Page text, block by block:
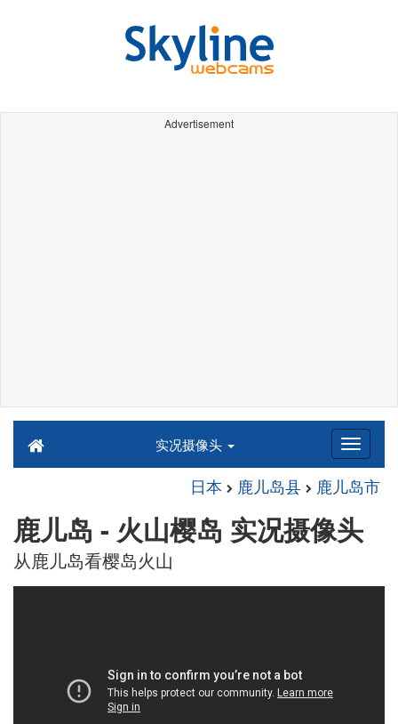
Advertisement
实况摄像头
日本 鹿儿岛县 鹿儿岛市
鹿儿岛 - 火山樱岛 实况摄像头
从鹿儿岛看樱岛火山